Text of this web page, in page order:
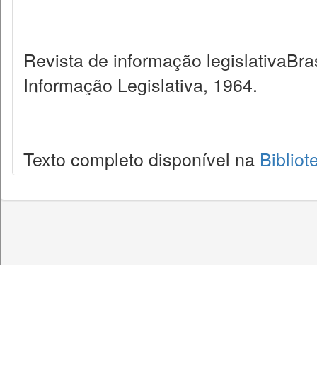
Revista de informação
Informação Legislativa, 1964.
Texto completo disponível na